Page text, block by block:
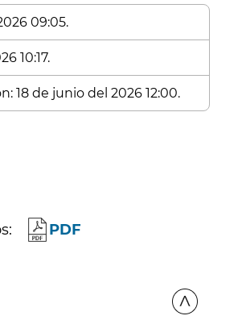
09:05.
10:17.
18 de junio del 2026 12:00.
PDF